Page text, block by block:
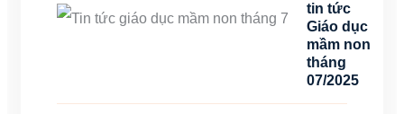
tin tức
Giáo dục
mầm non
tháng
07/2025